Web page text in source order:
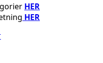
HER
HER